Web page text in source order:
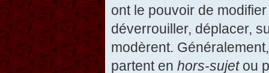
ont le pouvoir de
déverrouiller, déplacer,
modèrent.
partent en hors-sujetou